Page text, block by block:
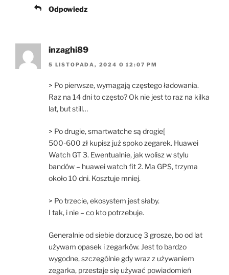
Odpowiedz
inzaghi89
5 LISTOPADA, 2024 O 12:07 PM
> Po pierwsze, wymagają częstego ładowania.
Raz na 14 dni to często? Ok nie jest to raz na kilka
lat, but still…
> Po drugie, smartwatche są drogie[
500-600 zł kupisz już spoko zegarek. Huawei
Watch GT 3. Ewentualnie, jak wolisz w stylu
bandów – huawei watch fit 2. Ma GPS, trzyma
około 10 dni. Kosztuje mniej.
> Po trzecie, ekosystem jest słaby.
I tak, i nie – co kto potrzebuje.
Generalnie od siebie dorzucę 3 grosze, bo od lat
używam opasek i zegarków. Jest to bardzo
wygodne, szczególnie gdy wraz z używaniem
zegarka, przestaje się używać powiadomień